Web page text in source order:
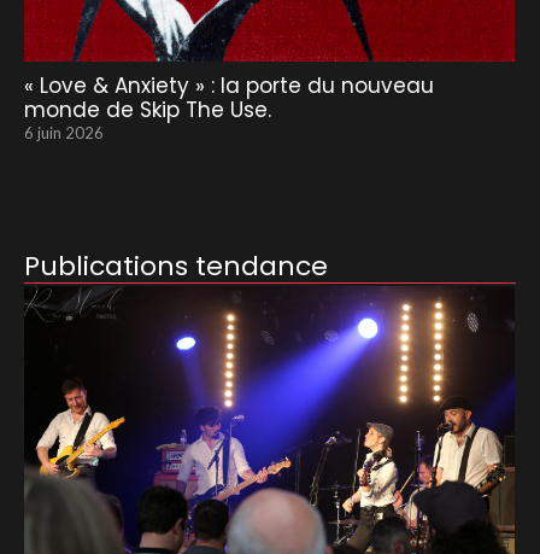
« Love & Anxiety » : la porte du nouveau
monde de Skip The Use.
6 juin 2026
Publications tendance